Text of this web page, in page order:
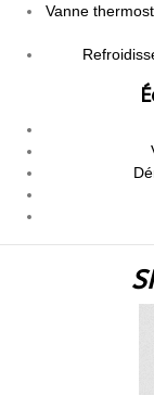
Vanne